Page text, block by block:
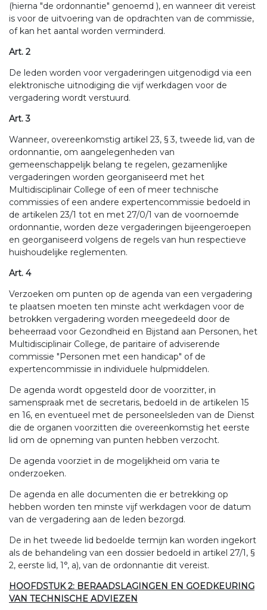
(hierna "de ordonnantie" genoemd ), en wanneer dit vereist
is voor de uitvoering van de opdrachten van de commissie,
of kan het aantal worden verminderd.
Art. 2
De leden worden voor vergaderingen uitgenodigd via een
elektronische uitnodiging die vijf werkdagen voor de
vergadering wordt verstuurd.
Art. 3
Wanneer, overeenkomstig artikel 23, § 3, tweede lid, van de
ordonnantie, om aangelegenheden van
gemeenschappelijk belang te regelen, gezamenlijke
vergaderingen worden georganiseerd met het
Multidisciplinair College of een of meer technische
commissies of een andere expertencommissie bedoeld in
de artikelen 23/1 tot en met 27/0/1 van de voornoemde
ordonnantie, worden deze vergaderingen bijeengeroepen
en georganiseerd volgens de regels van hun respectieve
huishoudelijke reglementen.
Art. 4
Verzoeken om punten op de agenda van een vergadering
te plaatsen moeten ten minste acht werkdagen voor de
betrokken vergadering worden meegedeeld door de
beheerraad voor Gezondheid en Bijstand aan Personen, het
Multidisciplinair College, de paritaire of adviserende
commissie "Personen met een handicap" of de
expertencommissie in individuele hulpmiddelen.
De agenda wordt opgesteld door de voorzitter, in
samenspraak met de secretaris, bedoeld in de artikelen 15
en 16, en eventueel met de personeelsleden van de Dienst
die de organen voorzitten die overeenkomstig het eerste
lid om de opneming van punten hebben verzocht.
De agenda voorziet in de mogelijkheid om varia te
onderzoeken.
De agenda en alle documenten die er betrekking op
hebben worden ten minste vijf werkdagen voor de datum
van de vergadering aan de leden bezorgd.
De in het tweede lid bedoelde termijn kan worden ingekort
als de behandeling van een dossier bedoeld in artikel 27/1, §
2, eerste lid, 1°, a), van de ordonnantie dit vereist.
HOOFDSTUK 2: BERAADSLAGINGEN EN GOEDKEURING
VAN TECHNISCHE ADVIEZEN